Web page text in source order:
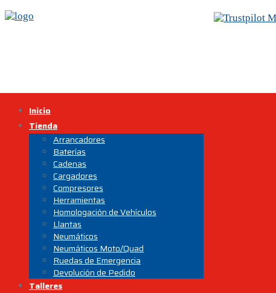
Inicio
Tienda
Arrancadores
Baterías
Cadenas
Cargadores
Compresores
Herramientas
Homologación de Vehículos
Llantas
Neumáticos
Neumáticos Moto/Quad
Ruedas de Emergencia
Devolución de Pedido
Talleres